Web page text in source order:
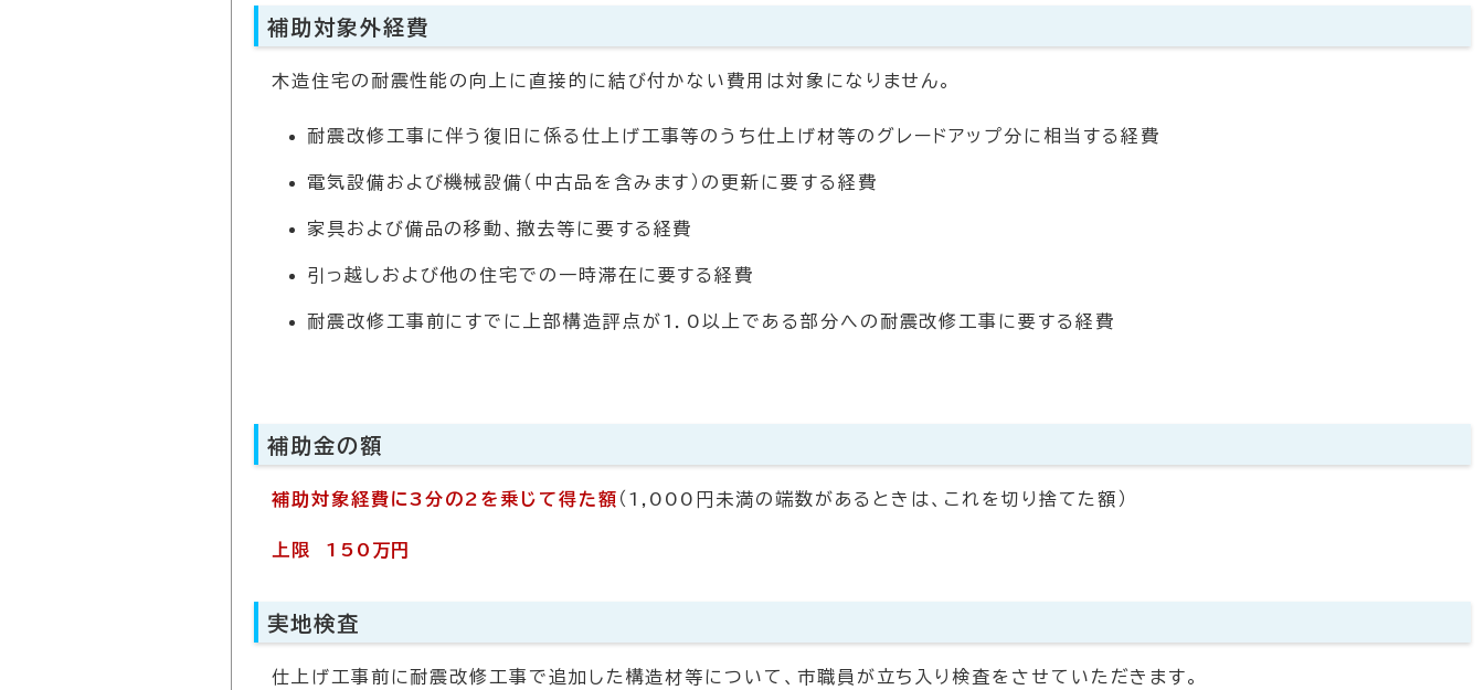
補助対象外経費
木造住宅の耐震性能の向上に直接的に結び付かない費用は対象になりません。
耐震改修工事に伴う復旧に係る仕上げ工事等のうち仕上げ材等のグレードアップ分に相当する経費
電気設備および機械設備（中古品を含みます）の更新に要する経費
家具および備品の移動、撤去等に要する経費
引っ越しおよび他の住宅での一時滞在に要する経費
耐震改修工事前にすでに上部構造評点が1．0以上である部分への耐震改修工事に要する経費
補助金の額
補助対象経費に3分の2を乗じて得た額 （1,000円未満の端数があるときは、これを切り捨てた額）
上限 150万円
実地検査
仕上げ工事前に耐震改修工事で追加した構造材等について、市職員が立ち入り検査をさせていただきます。